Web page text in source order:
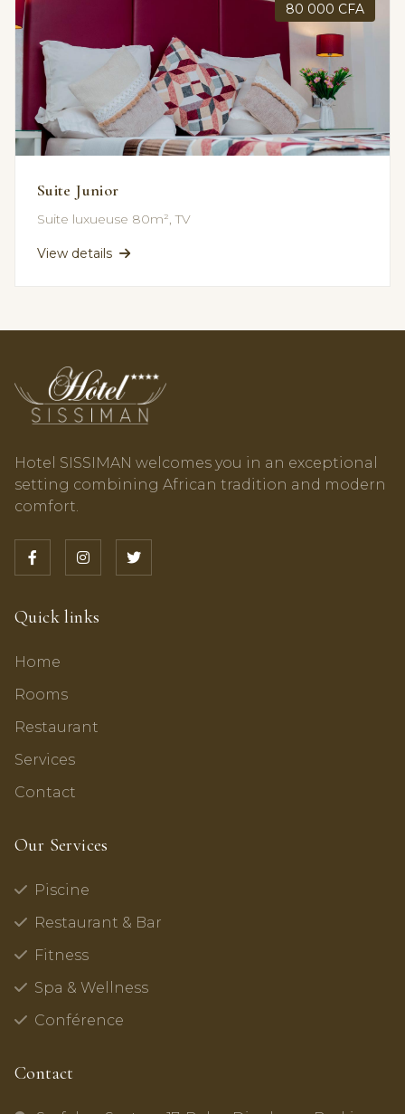
80 000 CFA
Suite Junior
Suite luxueuse 80m², TV
View details
Hotel SISSIMAN welcomes you in an exceptional
setting combining African tradition and modern
comfort.
Quick links
Home
Rooms
Restaurant
Services
Contact
Our Services
Piscine
Restaurant & Bar
Fitness
Spa & Wellness
Conférence
Contact